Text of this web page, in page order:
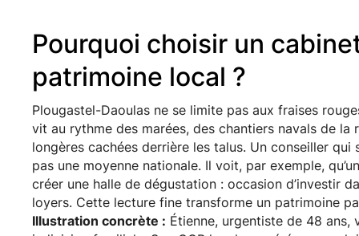
Pourquoi choisir un
patrimoine local ?
Plougastel-Daoulas ne se limite pas aux fraises
vit au rythme des marées, des chantiers navals de la
longères cachées derrière les talus. Un conseiller
pas une moyenne nationale. Il voit, par exemple,
créer une halle de dégustation : occasion d’investir
loyers. Cette lecture fine transforme un patrimoine
Illustration concrète : Étienne, urgentiste de 48 ans,